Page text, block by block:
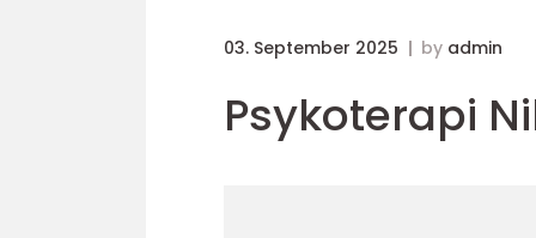
03. September 2025 by admin
Psykoterapi